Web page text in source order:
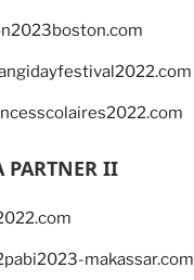
PARTNER II
makassar.com